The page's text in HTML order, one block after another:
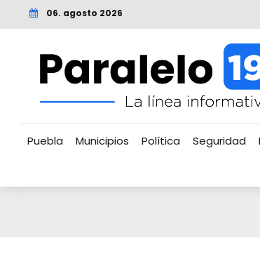
06. agosto 2026
Puebla Municipios Política Seguridad